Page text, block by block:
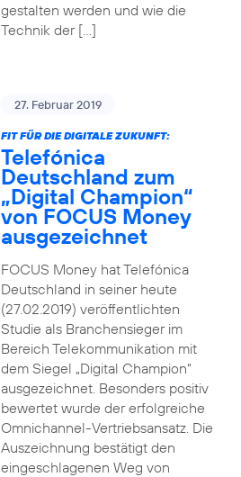
gestalten werden und wie die
Technik der […]
27. Februar 2019
FIT FÜR DIE DIGITALE ZUKUNFT:
Telefónica
Deutschland zum
„Digital Champion“
von FOCUS Money
ausgezeichnet
FOCUS Money hat Telefónica
Deutschland in seiner heute
(27.02.2019) veröffentlichten
Studie als Branchensieger im
Bereich Telekommunikation mit
dem Siegel „Digital Champion“
ausgezeichnet. Besonders positiv
bewertet wurde der erfolgreiche
Omnichannel-Vertriebsansatz. Die
Auszeichnung bestätigt den
eingeschlagenen Weg von